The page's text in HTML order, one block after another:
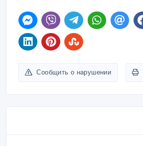
Сообщить о нарушении